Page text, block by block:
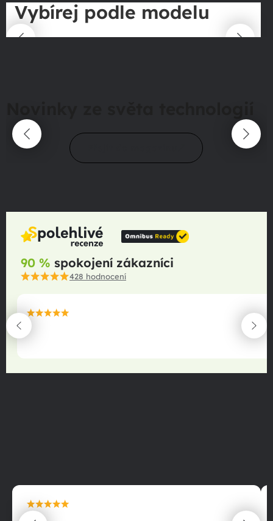
Vybírej podle modelu
90 % spokojení zákazníci
428 hodnocení
maximální spokojenost
22.06.2025
maximální spokojenost